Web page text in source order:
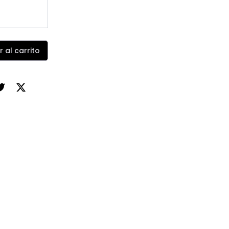
al carrito